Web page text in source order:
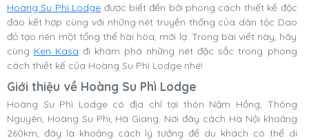
Hoàng Su Phì Lodge được biết đến bởi phong cách thiết kế độc
đáo kết hợp cùng với những nét truyền thống của dân tộc Dao
đỏ tạo nên một tổng thể hài hòa, mới lạ. Trong bài viết này, hãy
cùng Ken Kasa đi khám phá những nét đặc sắc trong phong
cách thiết kế của Hoàng Su Phì Lodge nhé!
Giới thiệu về Hoàng Su Phì Lodge
Hoàng Su Phì Lodge có địa chỉ tại thôn Nậm Hồng, Thông
Nguyên, Hoàng Su Phì, Hà Giang. Nơi đây cách Hà Nội khoảng
260km, đây là khoảng cách lý tưởng để du khách có thể di